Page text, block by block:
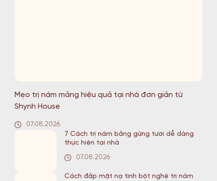
Mẹo trị nám mảng hiệu quả tại nhà đơn giản từ
Shynh House
07.08.2026
7 Cách trị nám bằng gừng tươi dễ dàng
thực hiện tại nhà
07.08.2026
Cách đắp mặt nạ tinh bột nghệ trị nám